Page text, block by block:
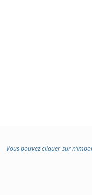
Vous pouvez cliquer sur